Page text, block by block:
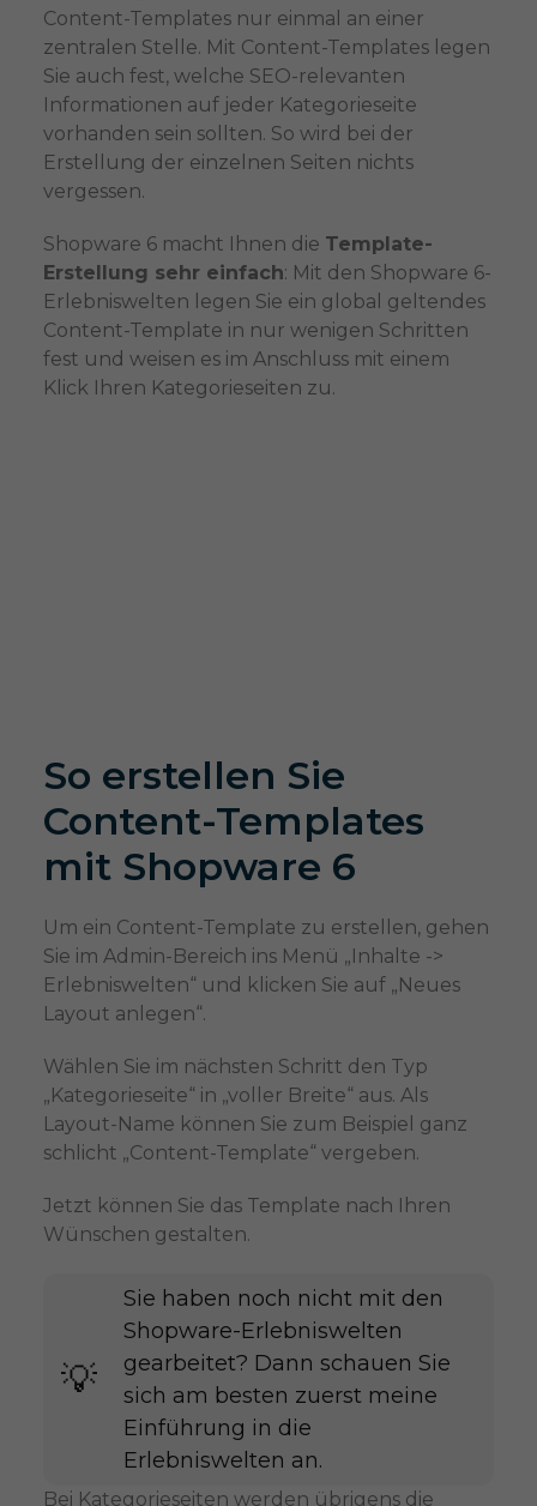
Content-Templates nur einmal an einer
zentralen Stelle. Mit Content-Templates legen
Sie auch fest, welche SEO-relevanten
Informationen auf jeder Kategorieseite
vorhanden sein sollten. So wird bei der
Erstellung der einzelnen Seiten nichts
vergessen.
Shopware 6 macht Ihnen die Template-
Erstellung sehr einfach: Mit den Shopware 6-
Erlebniswelten legen Sie ein global geltendes
Content-Template in nur wenigen Schritten
fest und weisen es im Anschluss mit einem
Klick Ihren Kategorieseiten zu.
So erstellen Sie
Content-Templates
mit Shopware 6
Um ein Content-Template zu erstellen, gehen
Sie im Admin-Bereich ins Menü „Inhalte ->
Erlebniswelten“ und klicken Sie auf „Neues
Layout anlegen“.
Wählen Sie im nächsten Schritt den Typ
„Kategorieseite“ in „voller Breite“ aus. Als
Layout-Name können Sie zum Beispiel ganz
schlicht „Content-Template“ vergeben.
Jetzt können Sie das Template nach Ihren
Wünschen gestalten.
💡​
Sie haben noch nicht mit den
Shopware-Erlebniswelten
gearbeitet? Dann schauen Sie
sich am besten zuerst meine
Einführung in die
Erlebniswelten an.
Bei Kategorieseiten werden übrigens die